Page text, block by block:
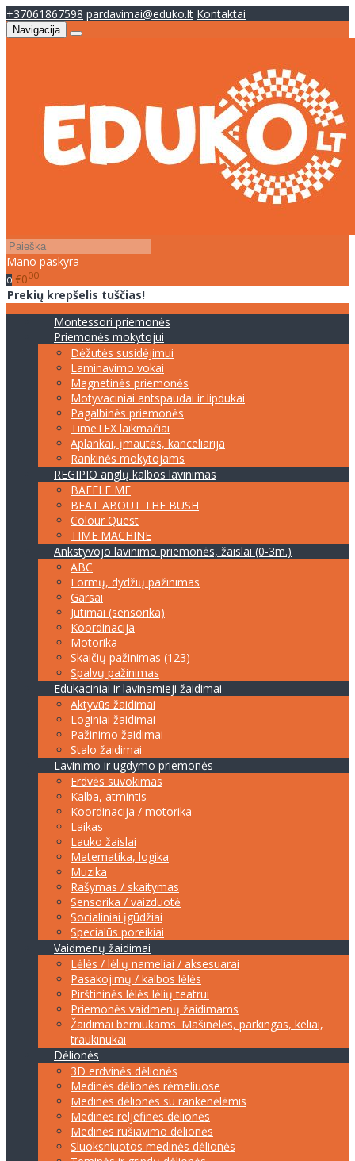
+37061867598 pardavimai@eduko.lt Kontaktai
Navigacija
Mano paskyra
0 €000
Prekių krepšelis tuščias!
Montessori priemonės
Priemonės mokytojui
Dėžutės susidėjimui
Laminavimo vokai
Magnetinės priemonės
Motyvaciniai antspaudai ir lipdukai
Pagalbinės priemonės
TimeTEX laikmačiai
Aplankai, įmautės, kanceliarija
Rankinės mokytojams
REGIPIO anglų kalbos lavinimas
BAFFLE ME
BEAT ABOUT THE BUSH
Colour Quest
TIME MACHINE
Ankstyvojo lavinimo priemonės, žaislai (0-3m.)
ABC
Formų, dydžių pažinimas
Garsai
Jutimai (sensorika)
Koordinacija
Motorika
Skaičių pažinimas (123)
Spalvų pažinimas
Edukaciniai ir lavinamieji žaidimai
Aktyvūs žaidimai
Loginiai žaidimai
Pažinimo žaidimai
Stalo žaidimai
Lavinimo ir ugdymo priemonės
Erdvės suvokimas
Kalba, atmintis
Koordinacija / motorika
Laikas
Lauko žaislai
Matematika, logika
Muzika
Rašymas / skaitymas
Sensorika / vaizduotė
Socialiniai įgūdžiai
Specialūs poreikiai
Vaidmenų žaidimai
Lėlės / lėlių nameliai / aksesuarai
Pasakojimų / kalbos lėlės
Pirštininės lėlės lėlių teatrui
Priemonės vaidmenų žaidimams
Žaidimai berniukams. Mašinėlės, parkingas, keliai,
traukinukai
Dėlionės
3D erdvinės dėlionės
Medinės dėlionės rėmeliuose
Medinės dėlionės su rankenėlėmis
Medinės reljefinės dėlionės
Medinės rūšiavimo dėlionės
Sluoksniuotos medinės dėlionės